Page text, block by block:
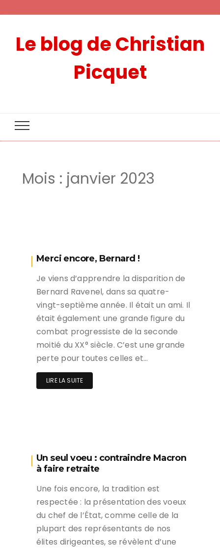
Le blog de Christian
Picquet
Mois : janvier 2023
Merci encore, Bernard !
Je viens d’apprendre la disparition de
Bernard Ravenel, dans sa quatre-
vingt-septième année. Il était un ami. Il
était également une grande figure du
combat progressiste de la seconde
moitié du XX° siècle. C’est une grande
perte pour toutes celles et…
LIRE LA SUITE
Un seul voeu : contraindre Macron
à faire retraite
Une fois encore, la tradition est
respectée : la présentation des voeux
du chef de l’État, comme celle de la
plupart des représentants de nos
élites dirigeantes, se révèlent d’une